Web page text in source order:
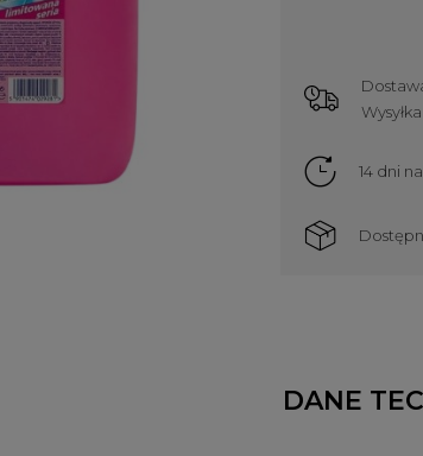
kosztów
14 dni
DANE